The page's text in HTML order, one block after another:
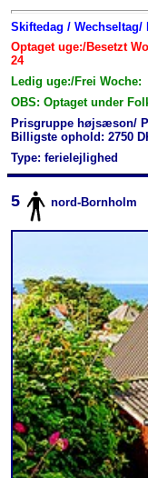
Skiftedag /
Optaget uge:/Besetzt
24
Ledig uge:/Frei Woche:
OBS: Optaget under
Prisgruppe højsæson/
Billigste ophold: 2750
Type: ferielejlighed
5 nord-Bornholm